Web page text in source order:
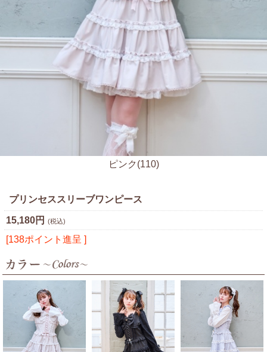
ピンク(110)
プリンセススリーブワンピース
15,180円 (税込)
[138ポイント進呈 ]